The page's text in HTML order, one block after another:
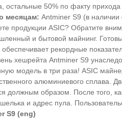
50% по факту
месяцам: Antminer S9 (в наличии
продукции ASIC? Обратите
и бытовой майнинг.
рекордные
хешрейта Antminer S9
модель в три раза! ASIC
алюминиевого сплава.
должным образом. После того,
и адрес пула.
S9 (eng)